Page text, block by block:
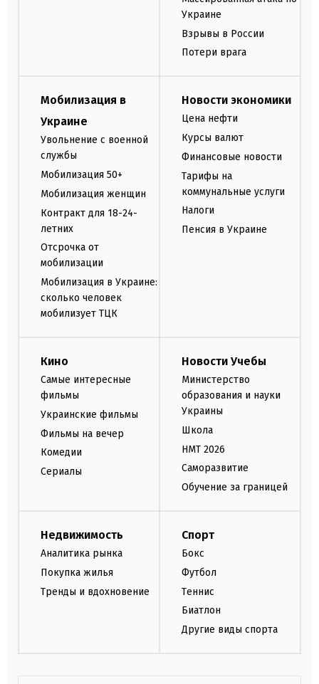
Украине
Взрывы в России
Потери врага
Мобилизация в
Украине
Увольнение с военной
службы
Мобилизация 50+
Мобилизация женщин
Контракт для 18-24-
летних
Отсрочка от
мобилизации
Мобилизация в Украине:
сколько человек
мобилизует ТЦК
Новости экономики
Цена нефти
Курсы валют
Финансовые новости
Тарифы на
коммунальные услуги
Налоги
Пенсия в Украине
Кино
Самые интересные
фильмы
Украинские фильмы
Фильмы на вечер
Комедии
Сериалы
Новости Учебы
Министерство
образования и науки
Украины
Школа
НМТ 2026
Саморазвитие
Обучение за границей
Недвижимость
Аналитика рынка
Покупка жилья
Тренды и вдохновение
Спорт
Бокс
Футбол
Теннис
Биатлон
Другие виды спорта